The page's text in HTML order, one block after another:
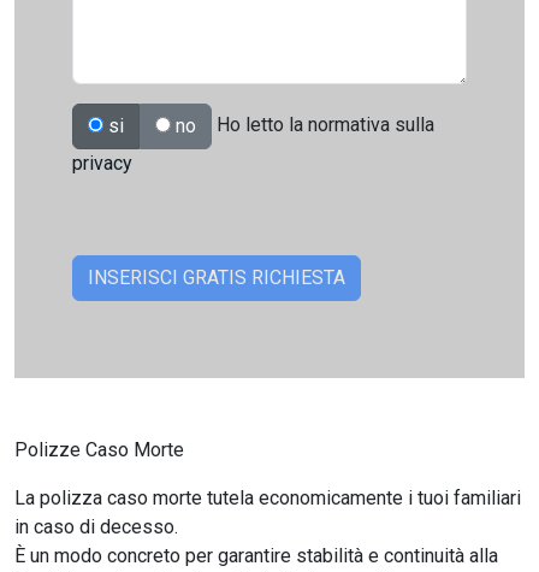
si no
Ho letto la normativa sulla
privacy
Polizze Caso Morte
La polizza caso morte tutela economicamente i tuoi familiari
in caso di decesso.
È un modo concreto per garantire stabilità e continuità alla